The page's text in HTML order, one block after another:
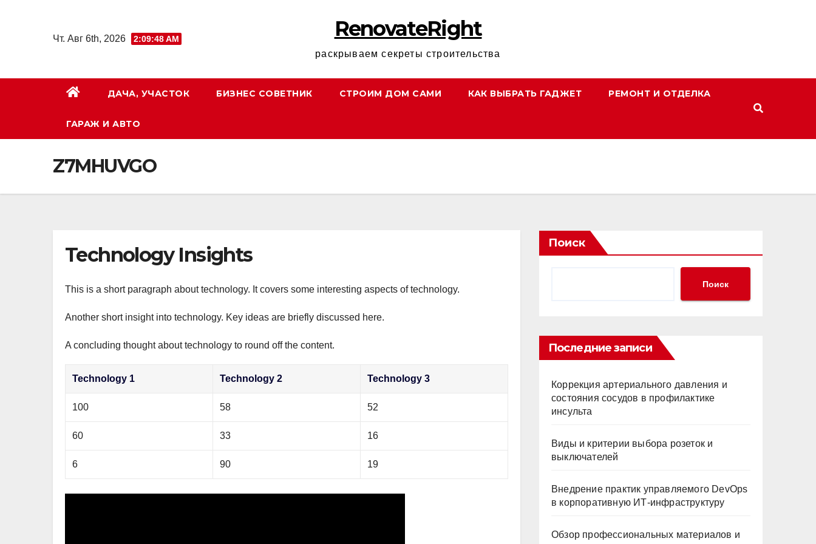
содержимому
Чт. Авг 6th, 2026 2:09:49 AM RenovateRight
раскрываем секреты строительства
ДАЧА, УЧАСТОК БИЗНЕС СОВЕТНИК СТРОИМ ДОМ САМИ КАК ВЫБРАТЬ ГАДЖЕТ РЕМОНТ И ОТДЕЛКА
ГАРАЖ И АВТО
Z7MHUVGO
Technology Insights
This is a short paragraph about technology. It covers some interesting aspects of technology.
Another short insight into technology. Key ideas are briefly discussed here.
A concluding thought about technology to round off the content.
Technology 1 Technology 2 Technology 3
100 58 52
60 33 16
6 90 19
Поиск
Поиск
Последние записи
Коррекция артериального давления и
состояния сосудов в профилактике
инсульта
Виды и критерии выбора розеток и
выключателей
Внедрение практик управляемого DevOps
в корпоративную ИТ-инфраструктуру
Обзор профессиональных материалов и